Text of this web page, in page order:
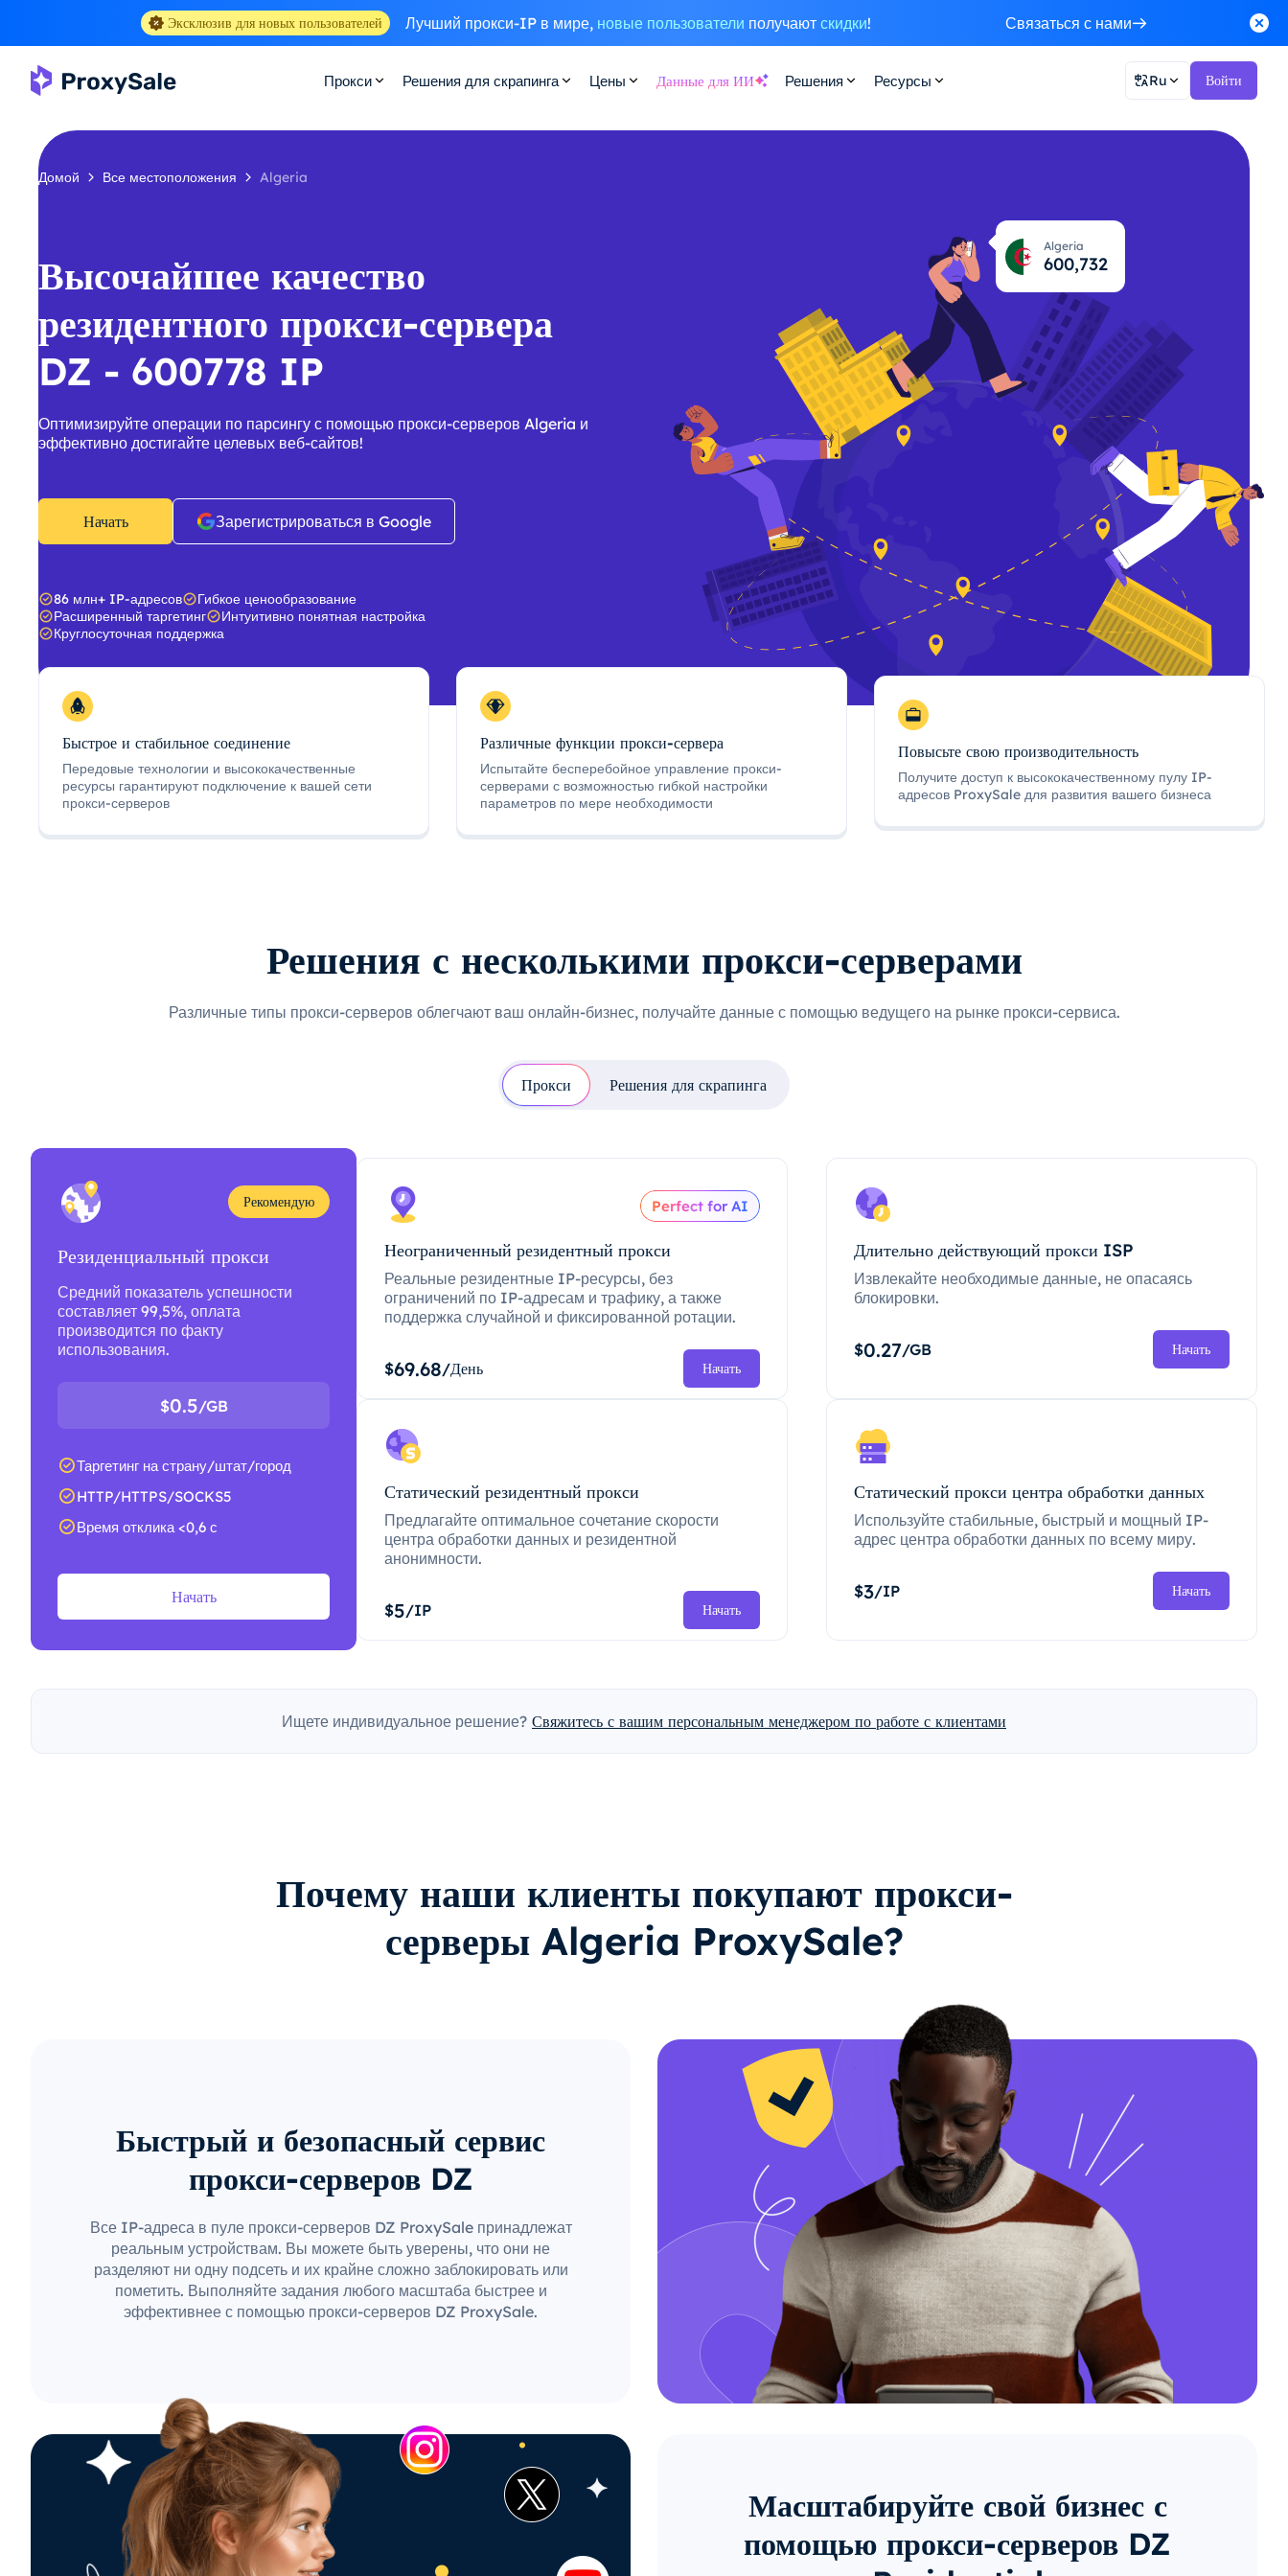
Эксклюзив для новых пользователей Лучший прокси-IP в мире, новые пользователи получают скидки! Связаться с нами
Прокси Решения для скрапинга Цены Данные для ИИ Решения Ресурсы Ru Войти
Домой Все местоположения Algeria
Высочайшее качество
резидентного прокси-сервера
DZ - 600778 IP
Оптимизируйте операции по парсингу с помощью прокси-серверов Algeria и
эффективно достигайте целевых веб-сайтов!
Начать Зарегистрироваться в Google
86 млн+ IP-адресов
Гибкое ценообразование
Расширенный таргетинг
Интуитивно понятная настройка
Круглосуточная поддержка
Algeria
600,778
Быстрое и стабильное соединение
Передовые технологии и высококачественные
ресурсы гарантируют подключение к вашей сети
прокси-серверов
Различные функции прокси-сервера
Испытайте бесперебойное управление прокси-
серверами с возможностью гибкой настройки
параметров по мере необходимости
Повысьте свою производительность
Получите доступ к высококачественному пулу IP-
адресов ProxySale для развития вашего бизнеса
Решения с несколькими прокси-серверами
Различные типы прокси-серверов облегчают ваш онлайн-бизнес, получайте данные с помощью ведущего на рынке прокси-сервиса.
Прокси Решения для скрапинга
Рекомендую
Резиденциальный прокси
Средний показатель успешности
составляет 99,5%, оплата
производится по факту
использования.
$0.5/GB
Таргетинг на страну/штат/город
HTTP/HTTPS/SOCKS5
Время отклика <0,6 с
Начать
Perfect for AI
Неограниченный резидентный прокси
Реальные резидентные IP-ресурсы, без
ограничений по IP-адресам и трафику, а также
поддержка случайной и фиксированной ротации.
$69.68/День Начать
Длительно действующий прокси ISP
Извлекайте необходимые данные, не опасаясь
блокировки.
$0.27/GB Начать
Статический резидентный прокси
Предлагайте оптимальное сочетание скорости
центра обработки данных и резидентной
анонимности.
$5/IP Начать
Статический прокси центра обработки данных
Используйте стабильные, быстрый и мощный IP-
адрес центра обработки данных по всему миру.
$3/IP Начать
Ищете индивидуальное решение? Свяжитесь с вашим персональным менеджером по работе с клиентами
Почему наши клиенты покупают прокси-
серверы Algeria ProxySale?
Быстрый и безопасный сервис
прокси-серверов DZ
Все IP-адреса в пуле прокси-серверов DZ ProxySale принадлежат
реальным устройствам. Вы можете быть уверены, что они не
разделяют ни одну подсеть и их крайне сложно заблокировать или
пометить. Выполняйте задания любого масштаба быстрее и
эффективнее с помощью прокси-серверов DZ ProxySale.
Масштабируйте свой бизнес с
помощью прокси-серверов DZ